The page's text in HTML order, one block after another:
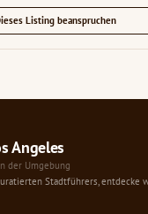
Listing beanspruchen
Angeles
der Umgebung
Stadtführers, entdecke